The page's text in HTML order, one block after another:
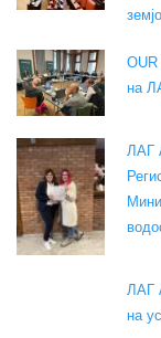
на
ЛАГ
ЛАГ
на